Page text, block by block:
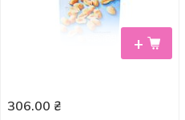
+
306.00 ₴